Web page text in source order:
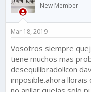
o
n
:
New Member
Mar 18, 2019
Vosotros siempre
tiene muchos mas
desequilibrado!!con
imposible.ahora llorais